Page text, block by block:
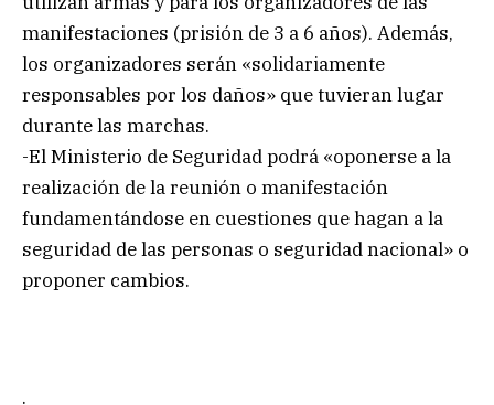
manifestaciones (prisión de 3 a 6 años). Además,
los organizadores serán «solidariamente
responsables por los daños» que tuvieran lugar
durante las marchas.
-El Ministerio de Seguridad podrá «oponerse a la
realización de la reunión o manifestación
fundamentándose en cuestiones que hagan a la
seguridad de las personas o seguridad nacional» o
proponer cambios.
.